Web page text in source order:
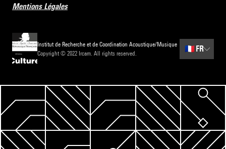
Mentions Légales
Institut de Recherche et de Coordination Acoustique/Musique
Copyright © 2022 Ircam. All rights reserved.
🇫🇷 FR